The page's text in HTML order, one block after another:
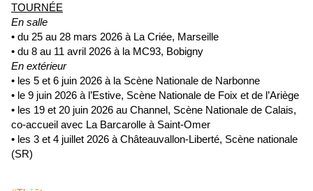
TOURNÉE
En salle
• du 25 au 28 mars 2026 à La Criée, Marseille
• du 8 au 11 avril 2026 à la MC93, Bobigny
En extérieur
• les 5 et 6 juin 2026 à la Scène Nationale de Narbonne
• le 9 juin 2026 à l’Estive, Scène Nationale de Foix et de l’Ariège
• les 19 et 20 juin 2026 au Channel, Scène Nationale de Calais,
co-accueil avec La Barcarolle à Saint-Omer
• les 3 et 4 juillet 2026 à Châteauvallon-Liberté, Scène nationale
(SR)